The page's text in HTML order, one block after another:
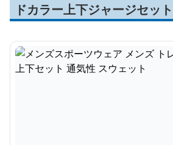
ドカラー上下ジャージセット